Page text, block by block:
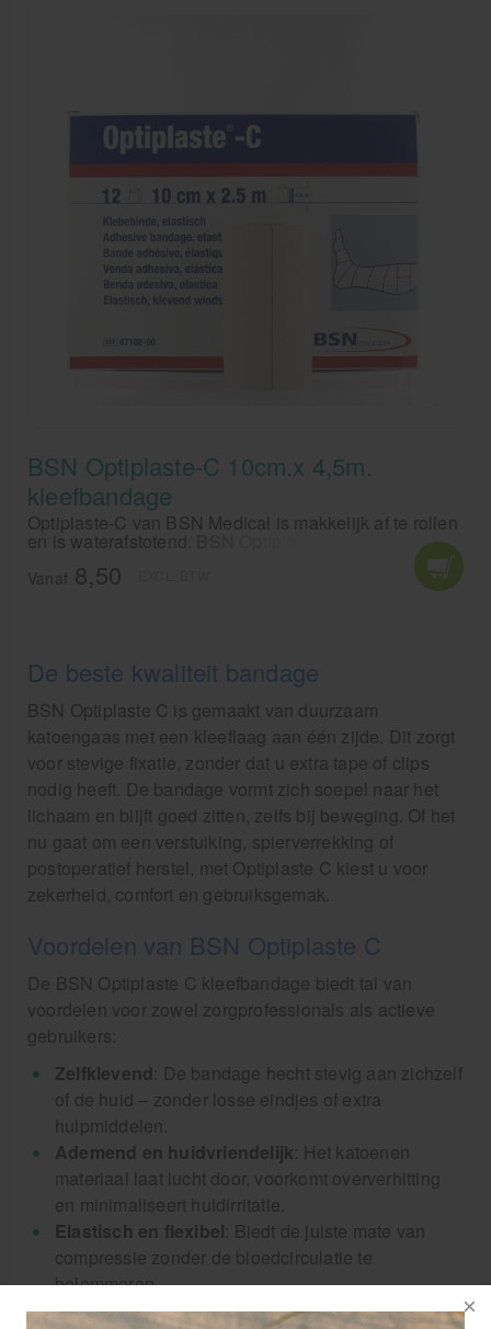
BSN Optiplaste-C 10cm.x 4,5m.
kleefbandage
Optiplaste-C van BSN Medical is makkelijk af te rollen
en is waterafstotend. BSN Optiplaste-C is een
kleefbandage in de breedte 10 cm. en met een totale
lengte van 4,5 meter.
Vanaf 8,50
De beste kwaliteit bandage
BSN Optiplaste C is gemaakt van duurzaam
katoengaas met een kleeflaag aan één zijde. Dit zorgt
voor stevige fixatie, zonder dat u extra tape of clips
nodig heeft. De bandage vormt zich soepel naar het
lichaam en blijft goed zitten, zelfs bij beweging. Of het
nu gaat om een verstuiking, spierverrekking of
postoperatief herstel, met Optiplaste C kiest u voor
zekerheid, comfort en gebruiksgemak.
Voordelen van BSN Optiplaste C
De BSN Optiplaste C kleefbandage biedt tal van
voordelen voor zowel zorgprofessionals als actieve
gebruikers:
Zelfklevend: De bandage hecht stevig aan zichzelf
of de huid – zonder losse eindjes of extra
hulpmiddelen.
Ademend en huidvriendelijk: Het katoenen
materiaal laat lucht door, voorkomt oververhitting
en minimaliseert huidirritatie.
Elastisch en flexibel: Biedt de juiste mate van
compressie zonder de bloedcirculatie te
belemmeren.
Eenvoudig aan te brengen: Dankzij de kleefstrip